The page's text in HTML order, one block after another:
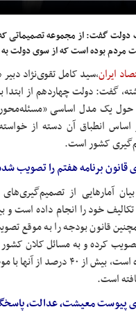
بوده است که از سوی دولت
ایران،سید کامل تقوی‌نژاد
گفت: دولت چهاردهم از ابتدا
حول یک مدل اساسی
انطباق آن دسته از
کشور است.
آمارهایی از
قانون بودجه را به موقع
کرده و به مسائل کلان
که در دولت اتخاذ شده
است.
پیوست معیشت، عدالت،